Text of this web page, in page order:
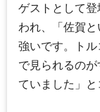
ゲストとして
われ、「佐賀
強いです。ト
で見られるの
ていました」と